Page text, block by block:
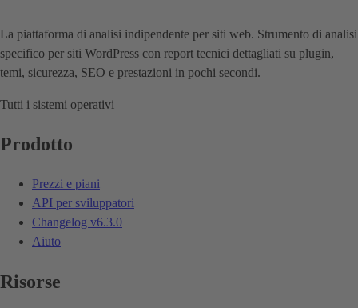
La piattaforma di analisi indipendente per siti web. Strumento di analisi
specifico per siti WordPress con report tecnici dettagliati su plugin,
temi, sicurezza, SEO e prestazioni in pochi secondi.
Tutti i sistemi operativi
Prodotto
Prezzi e piani
API per sviluppatori
Changelog v6.3.0
Aiuto
Risorse